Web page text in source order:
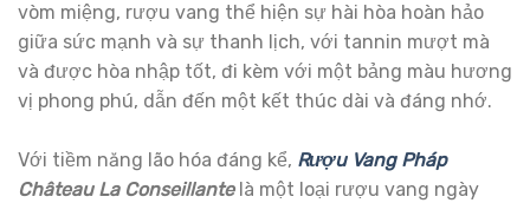
vòm miệng, rượu vang thể hiện sự hài hòa hoàn hảo
giữa sức mạnh và sự thanh lịch, với tannin mượt mà
và được hòa nhập tốt, đi kèm với một bảng màu hương
vị phong phú, dẫn đến một kết thúc dài và đáng nhớ.
Với tiềm năng lão hóa đáng kể, Rượu Vang Pháp
Château La Conseillantelà một loại rượu vang ngày